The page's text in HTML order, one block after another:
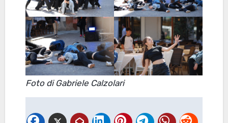
Foto di Gabriele Calzolari